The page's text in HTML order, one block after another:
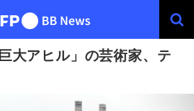
大アヒル」の芸術家、テ